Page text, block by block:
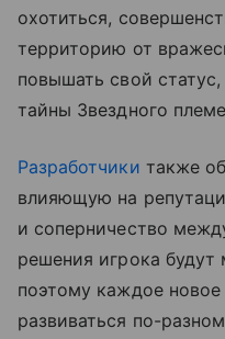
охотиться,
территорию от
повышать свой
тайны Звездного
Разработчики также
влияющую на
и соперничество
решения игрока будут
поэтому каждое
развиваться по-